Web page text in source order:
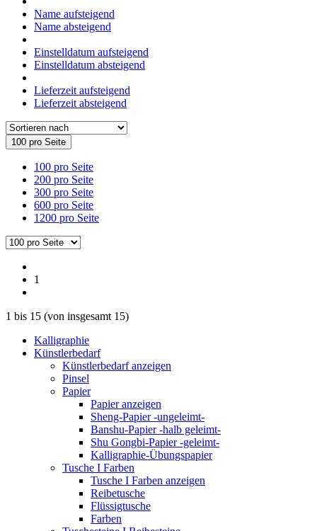
Name aufsteigend
Name absteigend
Einstelldatum aufsteigend
Einstelldatum absteigend
Lieferzeit aufsteigend
Lieferzeit absteigend
100 pro Seite
100 pro Seite
200 pro Seite
300 pro Seite
600 pro Seite
1200 pro Seite
1
1 bis 15 (von insgesamt 15)
Kalligraphie
Künstlerbedarf
Künstlerbedarf anzeigen
Pinsel
Papier
Papier anzeigen
Sheng-Papier -ungeleimt-
Banshu-Papier -halb geleimt-
Shu Gongbi-Papier -geleimt-
Kalligraphie-Übungspapier
Tusche I Farben
Tusche I Farben anzeigen
Reibetusche
Flüssigtusche
Farben